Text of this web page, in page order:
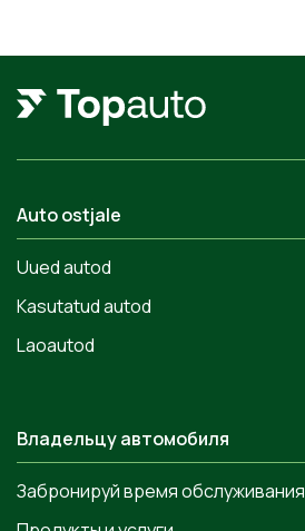
Auto ostjale
Uued autod
Kasutatud autod
Laoautod
Владельцу автомобиля
Забронируй время обслуживания